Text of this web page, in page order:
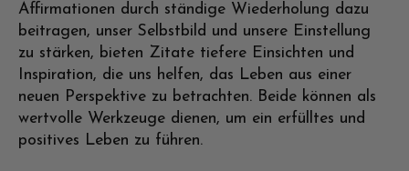
Affirmationen durch ständige Wiederholung dazu
beitragen, unser Selbstbild und unsere Einstellung
zu stärken, bieten Zitate tiefere Einsichten und
Inspiration, die uns helfen, das Leben aus einer
neuen Perspektive zu betrachten. Beide können als
wertvolle Werkzeuge dienen, um ein erfülltes und
positives Leben zu führen.